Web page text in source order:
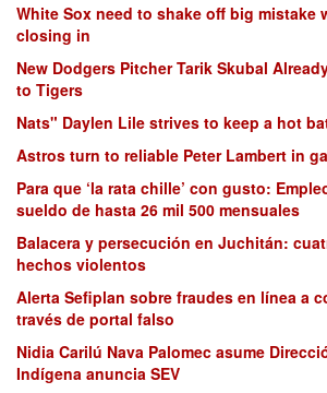
White Sox need to shake off big mistake
closing in
New Dodgers Pitcher Tarik Skubal
to Tigers
Nats" Daylen Lile strives to keep a hot
Astros turn to reliable Peter Lambert in
Para que ‘la rata chille’ con gusto:
sueldo de hasta 26 mil 500 mensuales
Balacera y persecución en Juchitán:
hechos violentos
Alerta Sefiplan sobre fraudes en línea a
través de portal falso
Nidia Carilú Nava Palomec asume
Indígena anuncia SEV